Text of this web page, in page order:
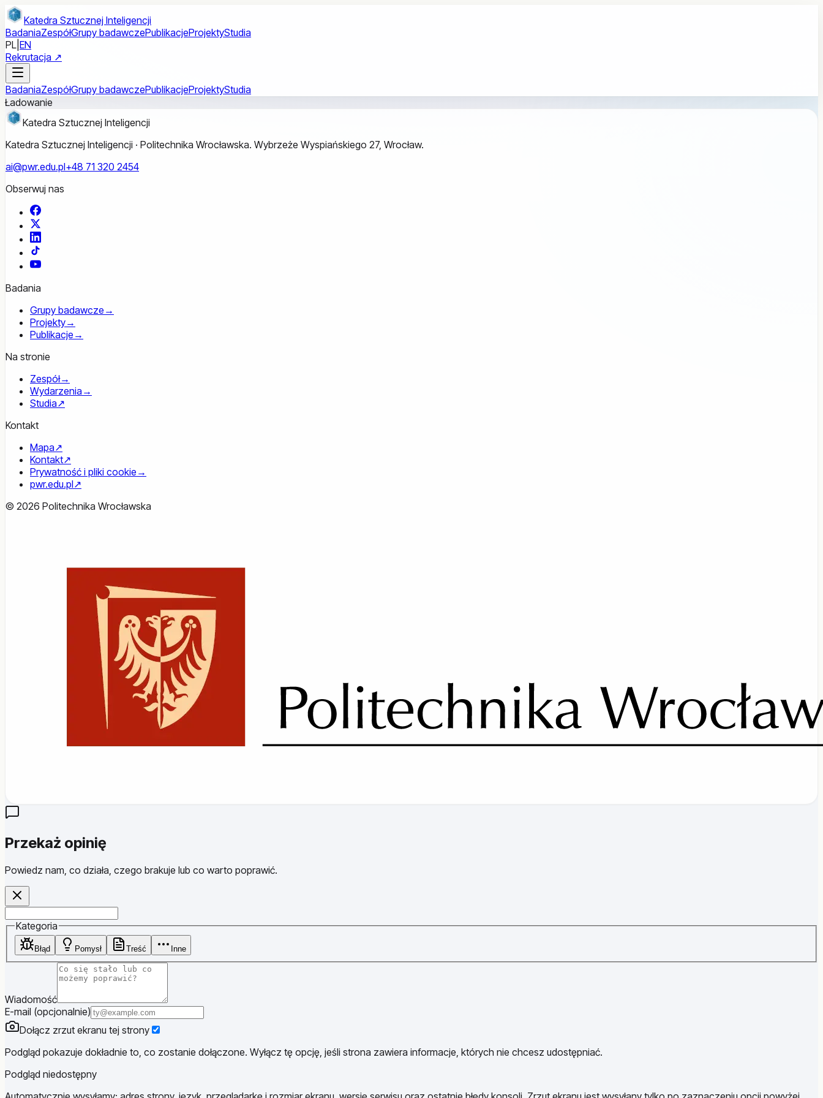
Przejdź do treści głównej
Katedra Sztucznej Inteligencji
BadaniaZespółGrupy badawczePublikacjeProjektyStudia
PL EN
Rekrutacja ↗
BadaniaZespółGrupy badawczePublikacjeProjektyStudia
Ładowanie
Katedra Sztucznej Inteligencji
Katedra Sztucznej Inteligencji · Politechnika Wrocławska. Wybrzeże Wyspiańskiego 27, Wrocław.
ai@pwr.edu.pl+48 71 320 2454
Obserwuj nas
Facebook
YouTube
Badania
Grupy badawcze →
Projekty→
Publikacje →
Na stronie
Zespół→
Wydarzenia →
Studia↗
Kontakt
Mapa↗
Kontakt↗
Prywatność i pliki cookie →
pwr.edu.pl↗
© 2026 Politechnika Wrocławska
Przekaż opinię
Powiedz nam, co działa, czego brakuje lub co warto poprawić.
Website
Kategoria
Błąd Pomysł Treść Inne
Wiadomość
E-mail (opcjonalnie)
Dołącz zrzut ekranu tej strony
Podgląd pokazuje dokładnie to, co zostanie dołączone. Wyłącz tę opcję, jeśli strona zawiera informacje, których nie chcesz udostępniać.
Podgląd niedostępny